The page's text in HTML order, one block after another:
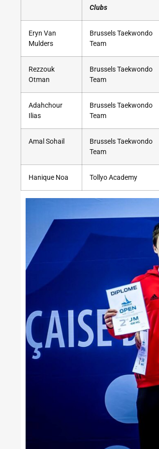
Clubs
Eryn Van
Mulders
Brussels Taekwondo
Team
Rezzouk
Otman
Brussels Taekwondo
Team
Adahchour
Ilias
Brussels Taekwondo
Team
Amal Sohail
Brussels Taekwondo
Team
Hanique Noa Tollyo Academy